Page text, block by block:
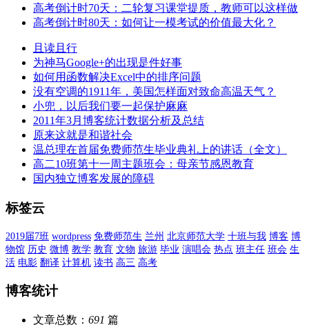
高考倒计时70天：二轮复习课堂提质，教师可以这样做
高考倒计时80天：如何让一模考试的价值最大化？
且读且行
为神马Google+的出现是件好事
如何用函数解决Excel中的排序问题
没有空调的1911年，美国怎样面对致命高温天气？
小兜，以后我们要一起保护麻麻
2011年3月博客统计数据分析及总结
原来这就是和谐社会
温总理在首届免费师范生毕业典礼上的讲话（全文）
高二10班第十一周主题班会：母亲节感恩教育
国内独立博客发展的障碍
标签云
2019届7班 wordpress 免费师范生 兰州 北京师范大学 十班与我 博客 博
物馆 历史 微博 教学 教育 文物 旅游 毕业 演唱会 热点 班主任 班会 生
活 电影 翻译 计算机 读书 高三 高考
博客统计
文章总数： 691 篇